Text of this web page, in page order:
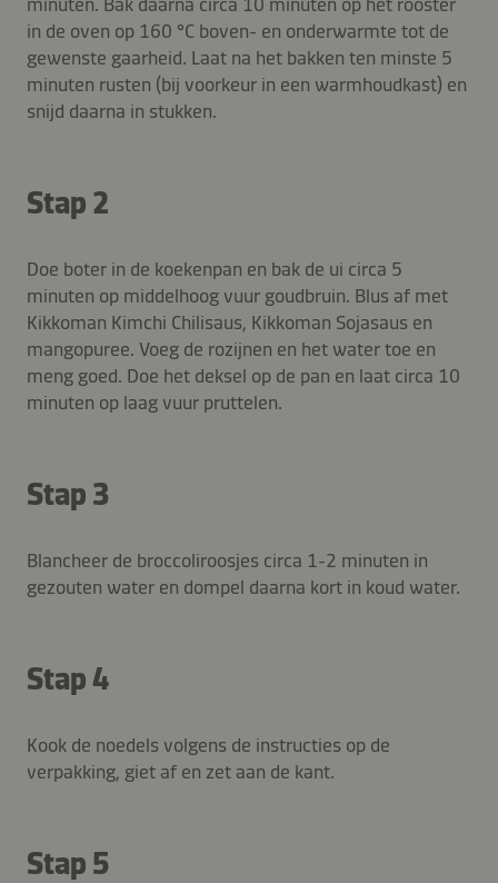
in de oven op 160 °C boven- en onderwarmte tot de
gewenste gaarheid. Laat na het bakken ten minste 5
minuten rusten (bij voorkeur in een warmhoudkast) en
snijd daarna in stukken.
Stap 2
Doe boter in de koekenpan en bak de ui circa 5
minuten op middelhoog vuur goudbruin. Blus af met
Kikkoman Kimchi Chilisaus, Kikkoman Sojasaus en
mangopuree. Voeg de rozijnen en het water toe en
meng goed. Doe het deksel op de pan en laat circa 10
minuten op laag vuur pruttelen.
Stap 3
Blancheer de broccoliroosjes circa 1-2 minuten in
gezouten water en dompel daarna kort in koud water.
Stap 4
Kook de noedels volgens de instructies op de
verpakking, giet af en zet aan de kant.
Stap 5